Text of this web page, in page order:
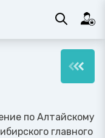
по Алтайскому
главного